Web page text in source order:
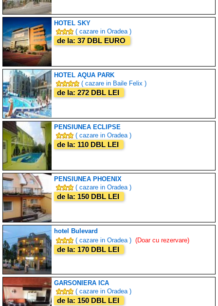
HOTEL SKY
( cazare in Oradea )
de la: 37 DBL EURO
HOTEL AQUA PARK
( cazare in Baile Felix )
de la: 272 DBL LEI
PENSIUNEA ECLIPSE
( cazare in Oradea )
de la: 110 DBL LEI
PENSIUNEA PHOENIX
( cazare in Oradea )
de la: 150 DBL LEI
hotel Bulevard
( cazare in Oradea ) (Doar cu rezervare)
de la: 170 DBL LEI
GARSONIERA ICA
( cazare in Oradea )
de la: 150 DBL LEI